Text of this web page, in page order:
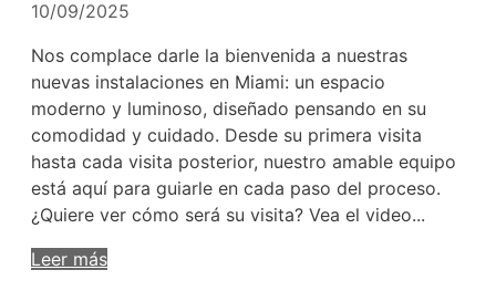
10/09/2025
Nos complace darle la bienvenida a nuestras
nuevas instalaciones en Miami: un espacio
moderno y luminoso, diseñado pensando en su
comodidad y cuidado. Desde su primera visita
hasta cada visita posterior, nuestro amable equipo
está aquí para guiarle en cada paso del proceso.
¿Quiere ver cómo será su visita? Vea el video...
Leer más